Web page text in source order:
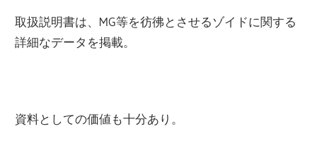
取扱説明書は、MG等を彷彿とさせるゾイドに関する
詳細なデータを掲載。
資料としての価値も十分あり。